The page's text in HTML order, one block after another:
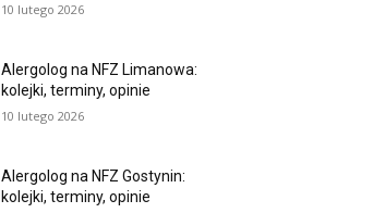
10 lutego 2026
Alergolog na NFZ Limanowa:
kolejki, terminy, opinie
10 lutego 2026
Alergolog na NFZ Gostynin:
kolejki, terminy, opinie